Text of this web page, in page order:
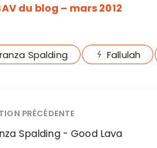
du blog – mars 2012
Spalding Fallulah
PRÉCÉDENTE
Spalding - Good Lava